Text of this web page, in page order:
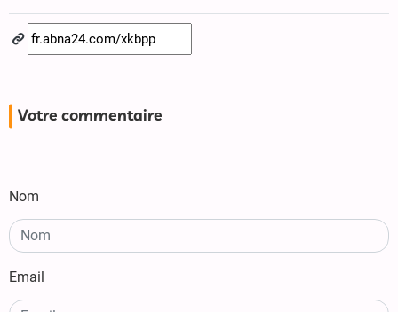
Votre commentaire
Nom
Email